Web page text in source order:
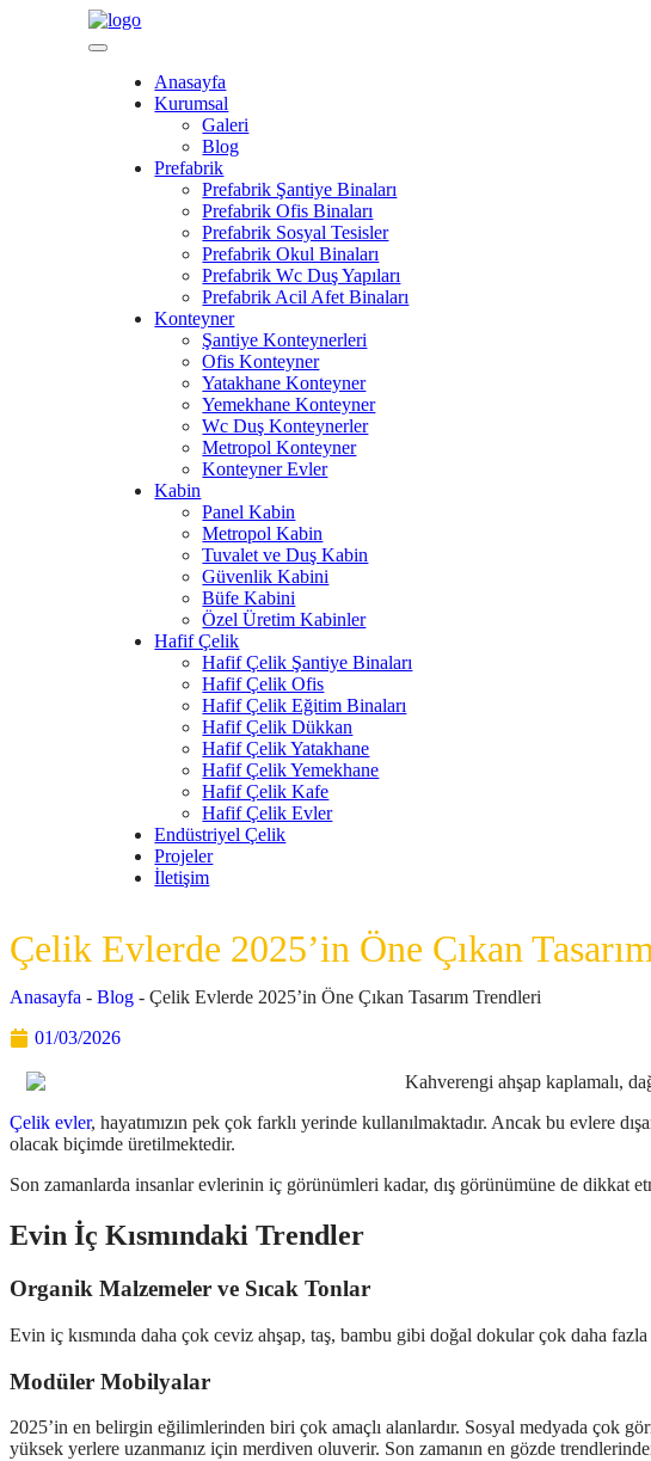
Anasayfa
Kurumsal
Galeri
Blog
Prefabrik
Prefabrik Şantiye Binaları
Prefabrik Ofis Binaları
Prefabrik Sosyal Tesisler
Prefabrik Okul Binaları
Prefabrik Wc Duş Yapıları
Prefabrik Acil Afet Binaları
Konteyner
Şantiye Konteynerleri
Ofis Konteyner
Yatakhane Konteyner
Yemekhane Konteyner
Wc Duş Konteynerler
Metropol Konteyner
Konteyner Evler
Kabin
Panel Kabin
Metropol Kabin
Tuvalet ve Duş Kabin
Güvenlik Kabini
Büfe Kabini
Özel Üretim Kabinler
Hafif Çelik
Hafif Çelik Şantiye Binaları
Hafif Çelik Ofis
Hafif Çelik Eğitim Binaları
Hafif Çelik Dükkan
Hafif Çelik Yatakhane
Hafif Çelik Yemekhane
Hafif Çelik Kafe
Hafif Çelik Evler
Endüstriyel Çelik
Projeler
İletişim
Çelik Evlerde 2025’in Öne Çıkan
Anasayfa - Blog - Çelik Evlerde 2025’in Öne Çıkan Tasarım Trendleri
01/03/2026
Çelik evler, hayatımızın pek çok farklı yerinde kullanılmaktadır. Ancak bu evlere
olacak biçimde üretilmektedir.
Son zamanlarda insanlar evlerinin iç görünümleri kadar, dış görünümüne de dikkat
Evin İç Kısmındaki Trendler
Organik Malzemeler ve Sıcak Tonlar
Evin iç kısmında daha çok ceviz ahşap, taş, bambu gibi doğal dokular çok daha
Modüler Mobilyalar
2025’in en belirgin eğilimlerinden biri çok amaçlı alanlardır. Sosyal medyada çok
yüksek yerlere uzanmanız için merdiven oluverir. Son zamanın en gözde